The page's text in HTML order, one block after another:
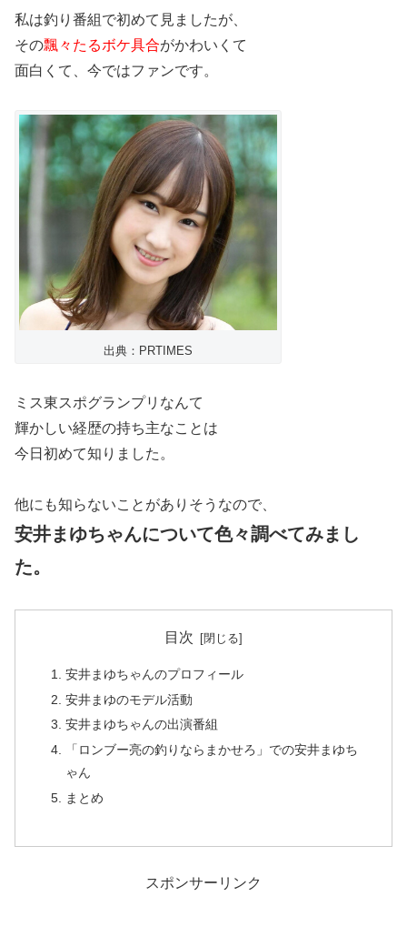
私は釣り番組で初めて見ましたが、
その飄々たるボケ具合がかわいくて
面白くて、今ではファンです。
出典：PRTIMES
ミス東スポグランプリなんて
輝かしい経歴の持ち主なことは
今日初めて知りました。
他にも知らないことがありそうなので、
安井まゆちゃんについて色々調べてみまし
た。
目次
安井まゆちゃんのプロフィール
安井まゆのモデル活動
安井まゆちゃんの出演番組
「ロンブー亮の釣りならまかせろ」での安井まゆち
ゃん
まとめ
スポンサーリンク